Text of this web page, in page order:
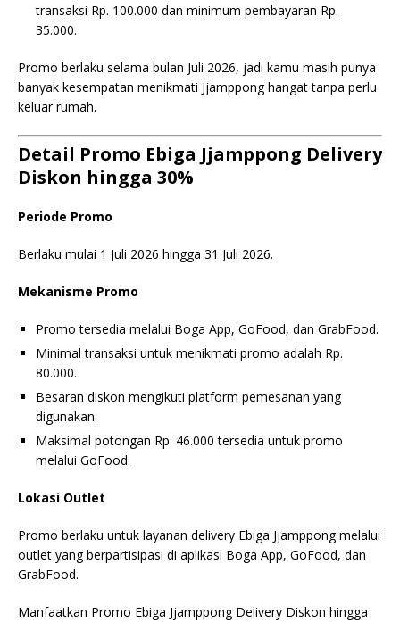
transaksi Rp. 100.000 dan minimum pembayaran Rp.
35.000.
Promo berlaku selama bulan Juli 2026, jadi kamu masih punya
banyak kesempatan menikmati Jjamppong hangat tanpa perlu
keluar rumah.
Detail Promo Ebiga Jjamppong Delivery
Diskon hingga 30%
Periode Promo
Berlaku mulai 1 Juli 2026 hingga 31 Juli 2026.
Mekanisme Promo
Promo tersedia melalui Boga App, GoFood, dan GrabFood.
Minimal transaksi untuk menikmati promo adalah Rp.
80.000.
Besaran diskon mengikuti platform pemesanan yang
digunakan.
Maksimal potongan Rp. 46.000 tersedia untuk promo
melalui GoFood.
Lokasi Outlet
Promo berlaku untuk layanan delivery Ebiga Jjamppong melalui
outlet yang berpartisipasi di aplikasi Boga App, GoFood, dan
GrabFood.
Manfaatkan Promo Ebiga Jjamppong Delivery Diskon hingga